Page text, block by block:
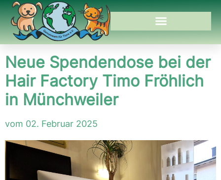
Neue Spendendose bei der
Hair Factory Timo Fröhlich
in Münchweiler
vom 02. Februar 2025